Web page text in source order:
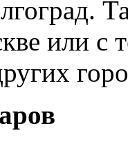
или с